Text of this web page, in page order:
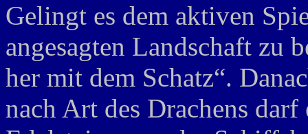
Gelingt es dem aktiven
angesagten Landschaft zu
her mit dem Schatz“.
nach Art des Drachens